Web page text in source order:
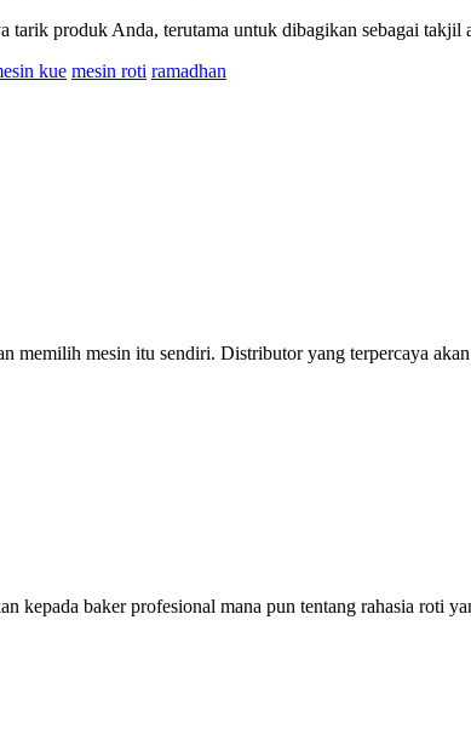
tarik produk Anda, terutama untuk dibagikan sebagai takjil
kue mesin roti ramadhan
memilih mesin itu sendiri. Distributor yang terpercaya
baker profesional mana pun tentang rahasia roti